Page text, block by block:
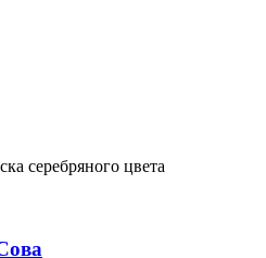
серебряного цвета